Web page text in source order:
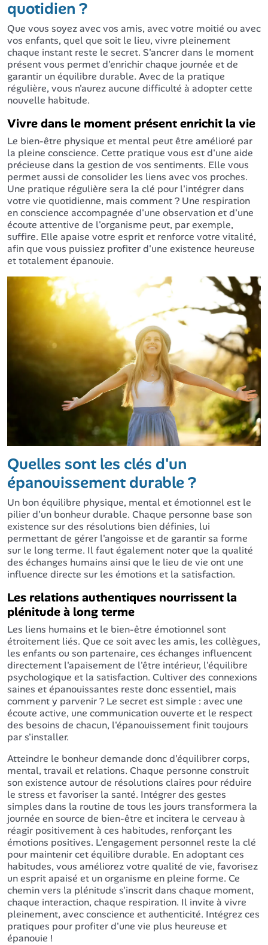
quotidien ?
Que vous soyez avec vos amis, avec votre moitié ou avec
vos enfants, quel que soit le lieu, vivre pleinement
chaque instant reste le secret. S'ancrer dans le moment
présent vous permet d'enrichir chaque journée et de
garantir un équilibre durable. Avec de la pratique
régulière, vous n'aurez aucune difficulté à adopter cette
nouvelle habitude.
Vivre dans le moment présent enrichit la vie
Le bien-être physique et mental peut être amélioré par
la pleine conscience. Cette pratique vous est d'une aide
précieuse dans la gestion de vos sentiments. Elle vous
permet aussi de consolider les liens avec vos proches.
Une pratique régulière sera la clé pour l'intégrer dans
votre vie quotidienne, mais comment ? Une respiration
en conscience accompagnée d'une observation et d'une
écoute attentive de l'organisme peut, par exemple,
suffire. Elle apaise votre esprit et renforce votre vitalité,
afin que vous puissiez profiter d'une existence heureuse
et totalement épanouie.
Quelles sont les clés d'un
épanouissement durable ?
Un bon équilibre physique, mental et émotionnel est le
pilier d'un bonheur durable. Chaque personne base son
existence sur des résolutions bien définies, lui
permettant de gérer l'angoisse et de garantir sa forme
sur le long terme. Il faut également noter que la qualité
des échanges humains ainsi que le lieu de vie ont une
influence directe sur les émotions et la satisfaction.
Les relations authentiques nourrissent la
plénitude à long terme
Les liens humains et le bien-être émotionnel sont
étroitement liés. Que ce soit avec les amis, les collègues,
les enfants ou son partenaire, ces échanges influencent
directement l'apaisement de l'être intérieur, l'équilibre
psychologique et la satisfaction. Cultiver des connexions
saines et épanouissantes reste donc essentiel, mais
comment y parvenir ? Le secret est simple : avec une
écoute active, une communication ouverte et le respect
des besoins de chacun, l'épanouissement finit toujours
par s'installer.
Atteindre le bonheur demande donc d'équilibrer corps,
mental, travail et relations. Chaque personne construit
son existence autour de résolutions claires pour réduire
le stress et favoriser la santé. Intégrer des gestes
simples dans la routine de tous les jours transformera la
journée en source de bien-être et incitera le cerveau à
réagir positivement à ces habitudes, renforçant les
émotions positives. L'engagement personnel reste la clé
pour maintenir cet équilibre durable. En adoptant ces
habitudes, vous améliorez votre qualité de vie, favorisez
un esprit apaisé et un organisme en pleine forme. Ce
chemin vers la plénitude s'inscrit dans chaque moment,
chaque interaction, chaque respiration. Il invite à vivre
pleinement, avec conscience et authenticité. Intégrez ces
pratiques pour profiter d'une vie plus heureuse et
épanouie !